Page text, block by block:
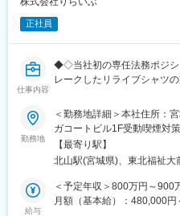
す。
す。車での移動がメインと
・ご自宅拠点で直行直帰が
・社用車を支給予定です。
・土日夜間の緊急対応は月
■育成体制：
入社後2週間程、製品知識に
先輩社員からOJT形式で業
先輩社員への同行から始ま
正社員
仕事内容
◆◇当社初の専任法務ポジシ
レークしたリライブシャツ
所定労働時間7時間／海外
◆◇
■募集背景：
いまやリライブシャツは身
計300万枚の大ヒットとな
強化する運びとなりました
勤務地
＜勤務地詳細＞本社住所：
ガコートビル1F受動喫煙対
【最寄り駅】
北山駅(宮城県)、東北福祉大
給与
＜予定年収＞800万円～900
月額（基本給）：480,000